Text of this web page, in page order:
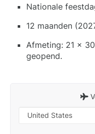
Nationale
12 maanden
Afmeting: 21 x
geopend.